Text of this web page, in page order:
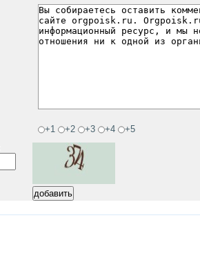
+1 +2 +3 +4
+5